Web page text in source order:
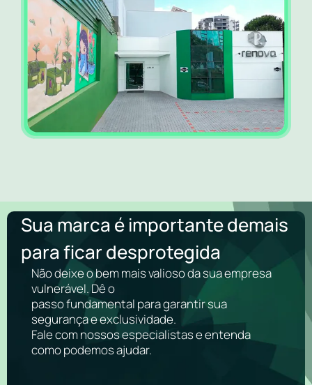
Sua marca é importante demais
para ficar desprotegida
Não deixe o bem mais valioso da sua empresa
vulnerável. Dê o
passo fundamental para garantir sua
segurança e exclusividade.
Fale com nossos especialistas e entenda
como podemos ajudar.